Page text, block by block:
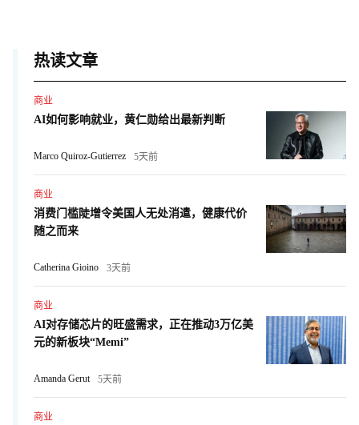
热读文章
商业
AI如何影响就业，黄仁勋给出最新判断
Marco Quiroz-Gutierrez 5天前
商业
消费门槛陡增令美国人无处消遣，健康代价
随之而来
Catherina Gioino 3天前
商业
AI对存储芯片的旺盛需求，正在推动3万亿美
元的新板块“Memi”
Amanda Gerut 5天前
商业